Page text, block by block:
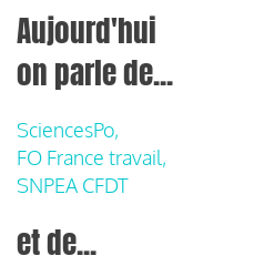
Aujourd'hui
on parle de...
SciencesPo,
FO France travail,
SNPEA CFDT
et de...